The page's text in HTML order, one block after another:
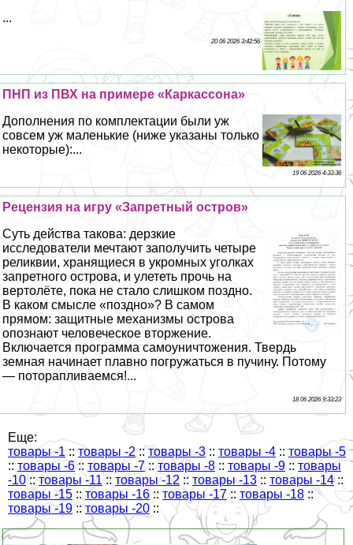
...
20 06 2026 3:42:56
ПНП из ПВХ на примере «Каркассона»
Дополнения по комплектации были уж
совсем уж маленькие (ниже указаны только
некоторые):...
19 06 2026 4:33:36
Рецензия на игру «Запретный остров»
Суть действа такова: дерзкие
исследователи мечтают заполучить четыре
реликвии, хранящиеся в укромных уголках
запретного острова, и улететь прочь на
вертолёте, пока не стало слишком поздно.
В каком смысле «поздно»? В самом
прямом: защитные механизмы острова
опознают человеческое вторжение.
Включается программа самоуничтожения. Твердь
земная начинает плавно погружаться в пучину. Потому
— поторапливаемся!...
18 06 2026 9:33:23
Еще:
товары -1 :: товары -2 :: товары -3 :: товары -4 :: товары -5
:: товары -6:: товары -7 ::товары -8 :: товары -9 :: товары
-10 :: товары -11 :: товары -12 :: товары -13 :: товары -14::
товары -15 :: товары -16 :: товары -17 :: товары -18 ::
товары -19 :: товары -20 ::